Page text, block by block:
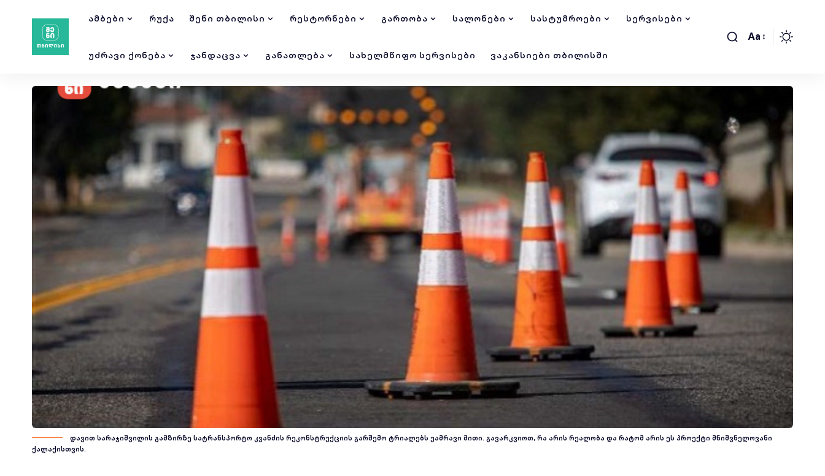
ᲐᲛᲑᲔᲑᲘ ᲠᲣᲥᲐ ᲨᲔᲜᲘ ᲗᲑᲘᲚᲘᲡᲘ ᲠᲔᲡᲢᲝᲠᲜᲔᲑᲘ ᲒᲐᲠᲗᲝᲑᲐ ᲡᲐᲚᲝᲜᲔᲑᲘ ᲡᲐᲡᲢᲣᲛᲠᲝᲔᲑᲘ ᲡᲔᲠᲕᲘᲡᲔᲑᲘ
ᲣᲫᲠᲐᲕᲘ ᲥᲝᲜᲔᲑᲐ ᲯᲐᲜᲓᲐᲪᲕᲐ ᲒᲐᲜᲐᲗᲚᲔᲑᲐ ᲡᲐᲮᲔᲚᲛᲬᲘᲤᲝ ᲡᲔᲠᲕᲘᲡᲔᲑᲘ ᲕᲐᲙᲐᲜᲡᲘᲔᲑᲘ ᲗᲑᲘᲚᲘᲡᲨᲘ
Aa
დავით სარაჯიშვილის გამზირზე სატრანსპორტო კვანძის რეკონსტრუქციის გარშემო ტრიალებს უამრავი მითი. გავარკვიოთ, რა არის რეალობა და რატომ არის ეს პროექტი მნიშვნელოვანი
ქალაქისთვის.